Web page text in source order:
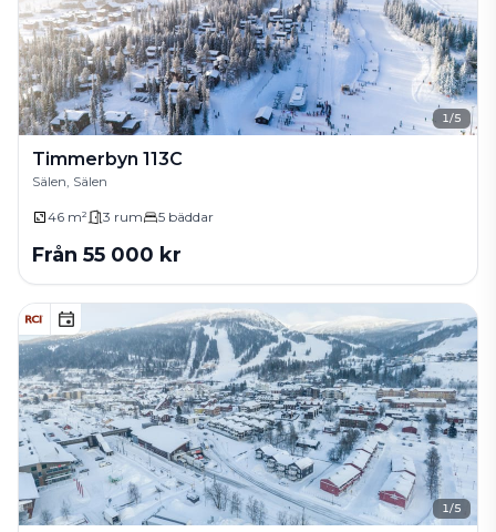
1/5
Timmerbyn 113C
Sälen, Sälen
46 m² 3 rum 5 bäddar
Från 55 000 kr
1/5